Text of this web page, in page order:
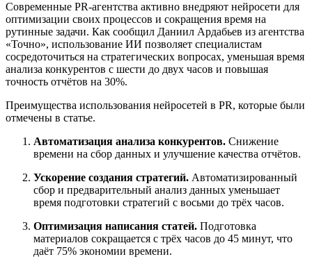
Современные PR-агентства активно внедряют нейросети для
оптимизации своих процессов и сокращения время на
рутинные задачи. Как сообщил Даниил Ардабьев из агентства
«Точно», использование ИИ позволяет специалистам
сосредоточиться на стратегических вопросах, уменьшая время
анализа конкурентов с шести до двух часов и повышая
точность отчётов на 30%.
Преимущества использования нейросетей в PR, которые были
отмечены в статье.
Автоматизация анализа конкурентов. Снижение
времени на сбор данных и улучшение качества отчётов.
Ускорение создания стратегий. Автоматизированный
сбор и предварительный анализ данных уменьшает
время подготовки стратегий с восьми до трёх часов.
Оптимизация написания статей. Подготовка
материалов сокращается с трёх часов до 45 минут, что
даёт 75% экономии времени.